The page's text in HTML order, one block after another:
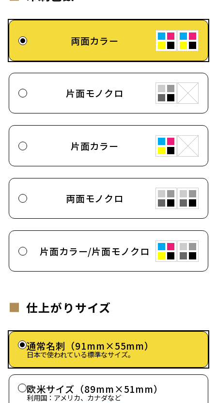
両面カラー
片面モノクロ
片面カラー
両面モノクロ
片面カラー/片面モノクロ
仕上がりサイズ
通常名刺（91mm×55mm）
日本で使われている標準なサイズ。
欧米サイズ（89mm×51mm）
利用国：アメリカ、カナダなど